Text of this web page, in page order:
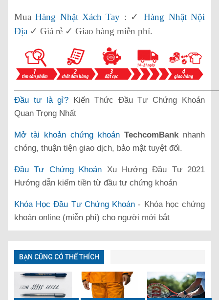
MuaHàng Nhật Xách Tay : ✓Hàng Nhật Nội
Địa ✓ Giá rẻ ✓ Giao hàng miễn phí.
Đầu tư là gì? Kiến Thức Đầu Tư Chứng Khoán
Quan Trọng Nhất
Mở tài khoản chứng khoán TechcomBank nhanh
chóng, thuận tiện giao dịch, bảo mật tuyệt đối.
Đầu Tư Chứng Khoán Xu Hướng Đầu Tư 2021
Hướng dẫn kiếm tiền từ đầu tư chứng khoán
Khóa Học Đầu Tư Chứng Khoán - Khóa học chứng
khoán online (miễn phí) cho người mới bắt
BẠN CŨNG CÓ THỂ THÍCH